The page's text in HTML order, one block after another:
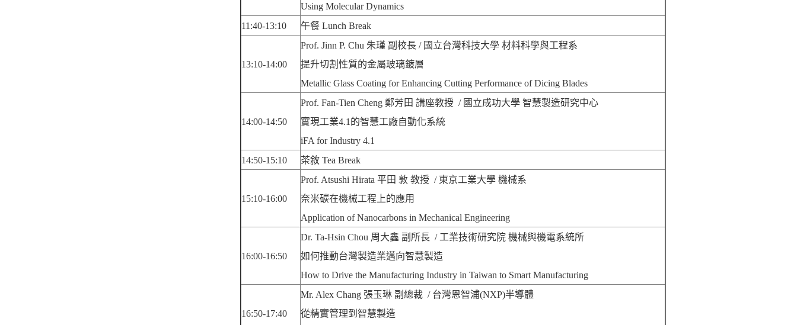
Using Molecular Dynamics
11:40-13:10
午餐 Lunch Break
13:10-14:00
Prof. Jinn P. Chu 朱瑾 副校長 / 國立台灣科技大學 材料科學與工程系
提升切割性質的金屬玻璃鍍層
Metallic Glass Coating for Enhancing Cutting Performance of Dicing Blades
14:00-14:50
Prof. Fan-Tien Cheng鄭芳田 講座教授 / 國立成功大學 智慧製造研究中心
實現工業4.1的智慧工廠自動化系統
iFA for Industry 4.1
14:50-15:10
茶敘Tea Break
15:10-16:00
Prof. Atsushi Hirata 平田 敦 教授 / 東京工業大學 機械系
奈米碳在機械工程上的應用
Application of Nanocarbons in Mechanical Engineering
16:00-16:50
Dr. Ta-Hsin Chou 周大鑫 副所長 / 工業技術研究院 機械與機電系統所
如何推動台灣製造業邁向智慧製造
How to Drive the Manufacturing Industry in Taiwan to Smart Manufacturing
16:50-17:40
Mr. Alex Chang 張玉琳 副總裁 / 台灣恩智浦(NXP)半導體
從精實管理到智慧製造